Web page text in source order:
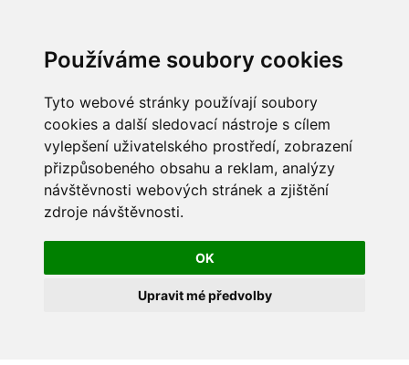
Používáme soubory cookies
Tyto webové stránky používají soubory
cookies a další sledovací nástroje s cílem
vylepšení uživatelského prostředí, zobrazení
přizpůsobeného obsahu a reklam, analýzy
návštěvnosti webových stránek a zjištění
zdroje návštěvnosti.
OK
Upravit mé předvolby